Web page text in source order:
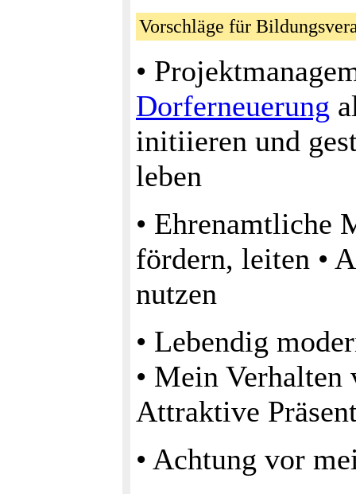
Vorschläge für
•
Dorferneuerung
initiieren und
leben
• Ehrenamtliche
fördern, leiten •
nutzen
• Lebendig
• Mein
Attraktive
• Achtung vor